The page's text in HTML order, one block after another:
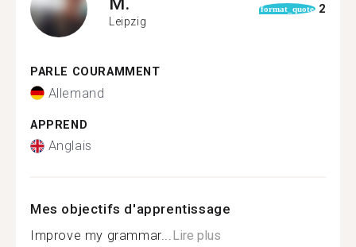
Leipzig
format_quote 2
PARLE COURAMMENT
Allemand
APPREND
Anglais
Mes objectifs d'apprentissage
Improve my grammar...Lire plus